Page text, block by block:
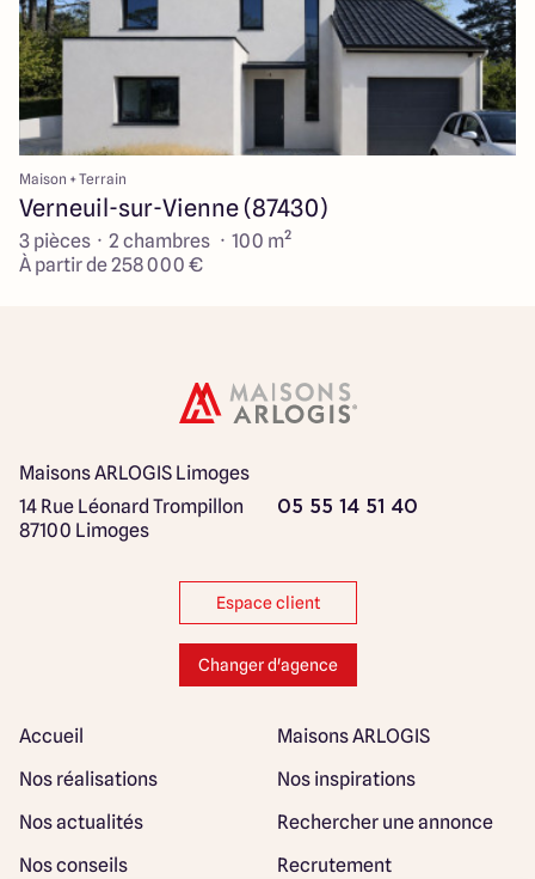
Maison + Terrain
Verneuil-sur-Vienne (87430)
3 pièces · 2 chambres · 100 m²
À partir de 258 000 €
Maisons ARLOGIS Limoges
14 Rue Léonard Trompillon
87100 Limoges
05 55 14 51 40
Espace client
Changer d'agence
Accueil
Maisons ARLOGIS
Nos réalisations
Nos inspirations
Nos actualités
Rechercher une annonce
Nos conseils
Recrutement